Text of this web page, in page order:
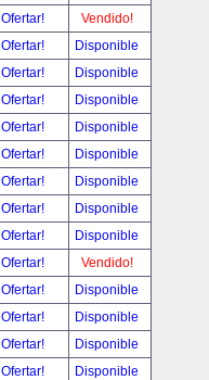
Ofertar!
Vendido!
Ofertar!
Disponible
Ofertar!
Disponible
Ofertar!
Disponible
Ofertar!
Disponible
Ofertar!
Disponible
Ofertar!
Disponible
Ofertar!
Disponible
Ofertar!
Disponible
Ofertar!
Vendido!
Ofertar!
Disponible
Ofertar!
Disponible
Ofertar!
Disponible
Ofertar!
Disponible